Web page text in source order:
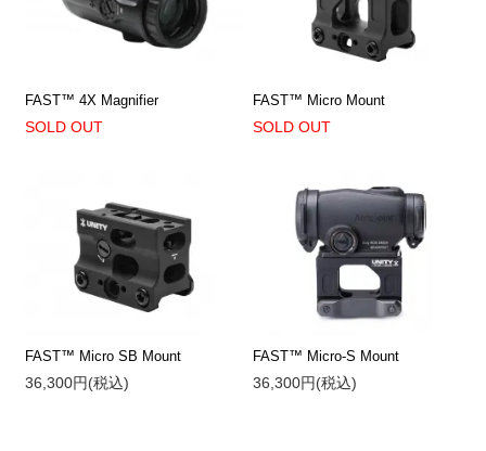
FAST™ 4X Magnifier
SOLD OUT
FAST™ Micro Mount
SOLD OUT
FAST™ Micro SB Mount
36,300円(税込)
FAST™ Micro-S Mount
36,300円(税込)